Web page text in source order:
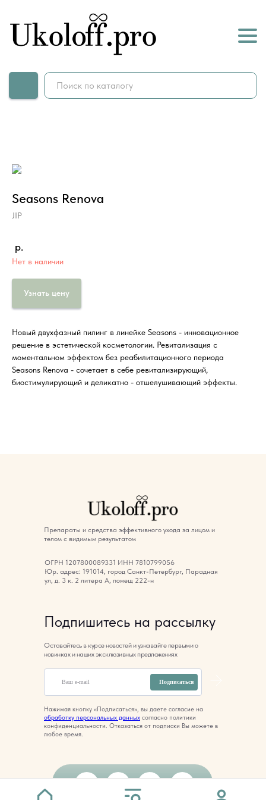
Seasons Renova
JIP
р.
Нет в наличии
Узнать цену
Новый двухфазный пилинг в линейке Seasons - инновационное
решение в эстетической косметологии. Ревитализация с
моментальном эффектом без реабилитационного периода
Seasons Renova - сочетает в себе ревитализирующий,
биостимулирующий и деликатно - отшелушивающий эффекты.
Препараты и средства эффективного ухода за лицом и
телом с видимым результатом
ОГРН 1207800089331 ИНН 7810799056
Юр. адрес: 191014, город Санкт-Петербург, Парадная
ул, д. 3 к. 2 литера А, помещ 222-н
Подпишитесь на рассылку
Оставайтесь в курсе новостей и узнавайте первыми о
новинках и наших эксклюзивных предложениях
Нажимая кнопку «Подписаться», вы даете согласие на
обработку персональных данных согласно политики
конфиденциальности. Отказаться от подписки Вы можете в
любое время.
Подписаться